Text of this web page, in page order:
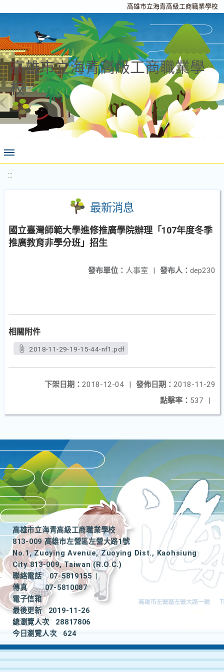
高雄市立海青高級工商職業學校
高雄市立海青高級工商職業學
校
:::
最新消息
國立臺灣師範大學進修推廣學院辦理「107年度冬季
推廣教育非學分班」招生
發布人： dep230
發布單位： 人事室 |
相關附件
2018-11-29-19-15-44-nf1.pdf
發佈日期： 2018-11-29
下架日期： 2018-12-04
|
點擊率： 537 |
高雄市立海青高級工商職業學校
813-009 高雄市左營區左營大路1號
No.1, Zuoying Avenue, Zuoying Dist., Kaohsiung
City 813-009, Taiwan (R.O.C.)
聯絡電話
07-5819155
|
傳真
07-5810087
電子信箱
最後更新
2019-11-26
總瀏覽人次
28817806
今日瀏覽人次
624